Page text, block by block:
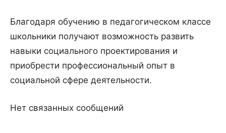
Благодаря обучению в педагогическом классе
школьники получают возможность развить
навыки социального проектирования и
приобрести профессиональный опыт в
социальной сфере деятельности.
Нет связанных сообщений